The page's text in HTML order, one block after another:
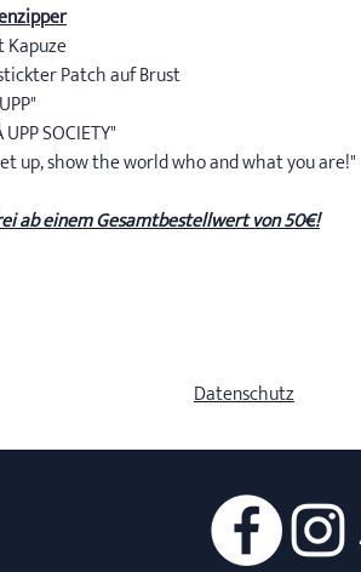
Kapuze
Patch auf Brust
SOCIETY"
up, show the world who and what you are!"
ab einem Gesamtbestellwert von 50€!
Datenschutz